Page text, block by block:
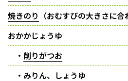
焼きのり （おむすびの大きさに合
おかかじょうゆ
・ 削りがつお
・みりん、しょうゆ